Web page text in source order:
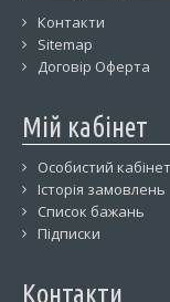
Контакти
Sitemap
Договір Оферта
Мій кабінет
Особистий кабінет
Історія замовлень
Список бажань
Підписки
Контакти